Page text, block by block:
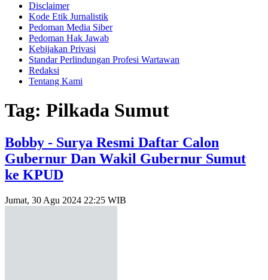
Disclaimer
Kode Etik Jurnalistik
Pedoman Media Siber
Pedoman Hak Jawab
Kebijakan Privasi
Standar Perlindungan Profesi Wartawan
Redaksi
Tentang Kami
Tag: Pilkada Sumut
Bobby - Surya Resmi Daftar Calon
Gubernur Dan Wakil Gubernur Sumut
ke KPUD
Jumat, 30 Agu 2024 22:25 WIB